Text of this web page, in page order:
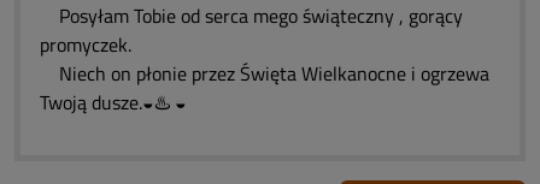
Posyłam Tobie od serca mego świąteczny , gorący
promyczek.
Niech on płonie przez Święta Wielkanocne i ogrzewa
Twoją dusze.◒♨️ ◒